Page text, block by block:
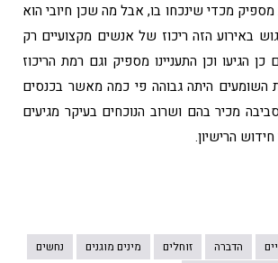
מכדי שינכחו בו, אבל מה שכן חיובי הוא
באירוע הזה ריכוז של אנשים מקצועיים רק
הגיעו וכן התעניינו מספיק וגם רמת הריכוז
השומעים היתה גבוהה פי כמה מאשר בכנסים
מכיר בהם ושרוב הנוכחים בעיקר מגיעים
הרישיון.
הדברה זוחלים מינים מוגנים
נחשים